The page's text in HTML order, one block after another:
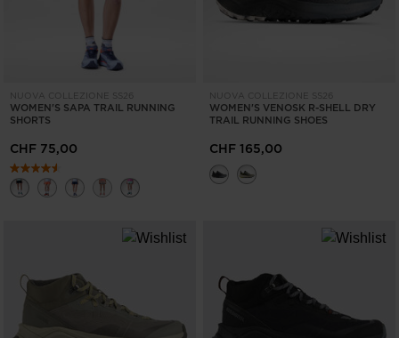
NUOVA COLLEZIONE SS26
WOMEN'S SAPA TRAIL RUNNING
SHORTS
CHF 75,00
NUOVA COLLEZIONE SS26
WOMEN'S VENOSK R-SHELL DRY
TRAIL RUNNING SHOES
CHF 165,00